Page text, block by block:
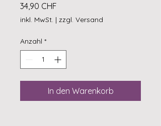
34,90 CHF
inkl. MwSt. | zzgl. Versand
Anzahl *
In den Warenkorb